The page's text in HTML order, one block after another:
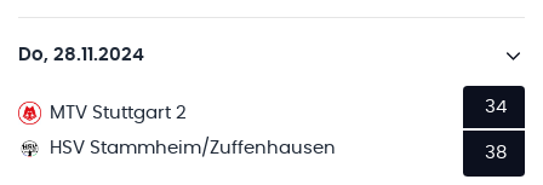
Do, 28.11.2024
MTV Stuttgart 2
HSV Stammheim/Zuffenhausen
34
38